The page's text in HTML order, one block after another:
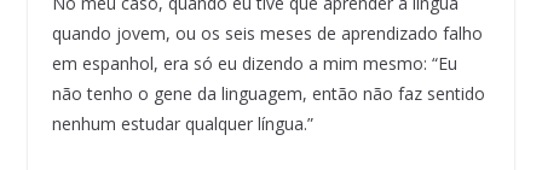
quando jovem, ou os seis meses de aprendizado falho
em espanhol, era só eu dizendo a mim mesmo: “Eu
não tenho o gene da linguagem, então não faz sentido
nenhum estudar qualquer língua.”